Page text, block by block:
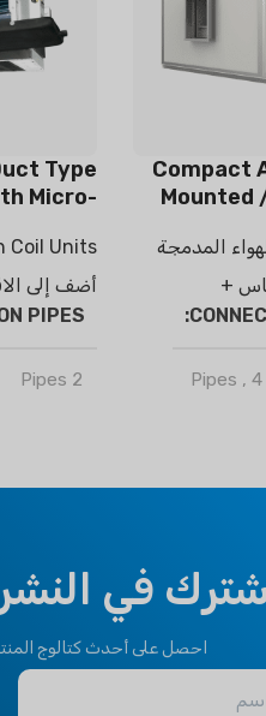
Compact
Mounted
المدمجة
+
, 4
Type
Micro-
module
Coil Units
أضف إلى
PIPES
2 Pipes
Valves &
في
احصل على أحدث كتالوج